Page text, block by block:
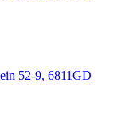
52-9, 6811GD